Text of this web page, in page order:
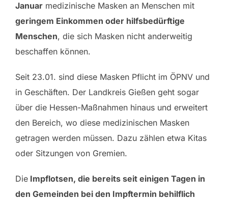
Januar medizinische Masken an Menschen mit
geringem Einkommen oder hilfsbedürftige
Menschen, die sich Masken nicht anderweitig
beschaffen können.
Seit 23.01. sind diese Masken Pflicht im ÖPNV und
in Geschäften. Der Landkreis Gießen geht sogar
über die Hessen-Maßnahmen hinaus und erweitert
den Bereich, wo diese medizinischen Masken
getragen werden müssen. Dazu zählen etwa Kitas
oder Sitzungen von Gremien.
Die Impflotsen, die bereits seit einigen Tagen in
den Gemeinden bei den Impftermin behilflich